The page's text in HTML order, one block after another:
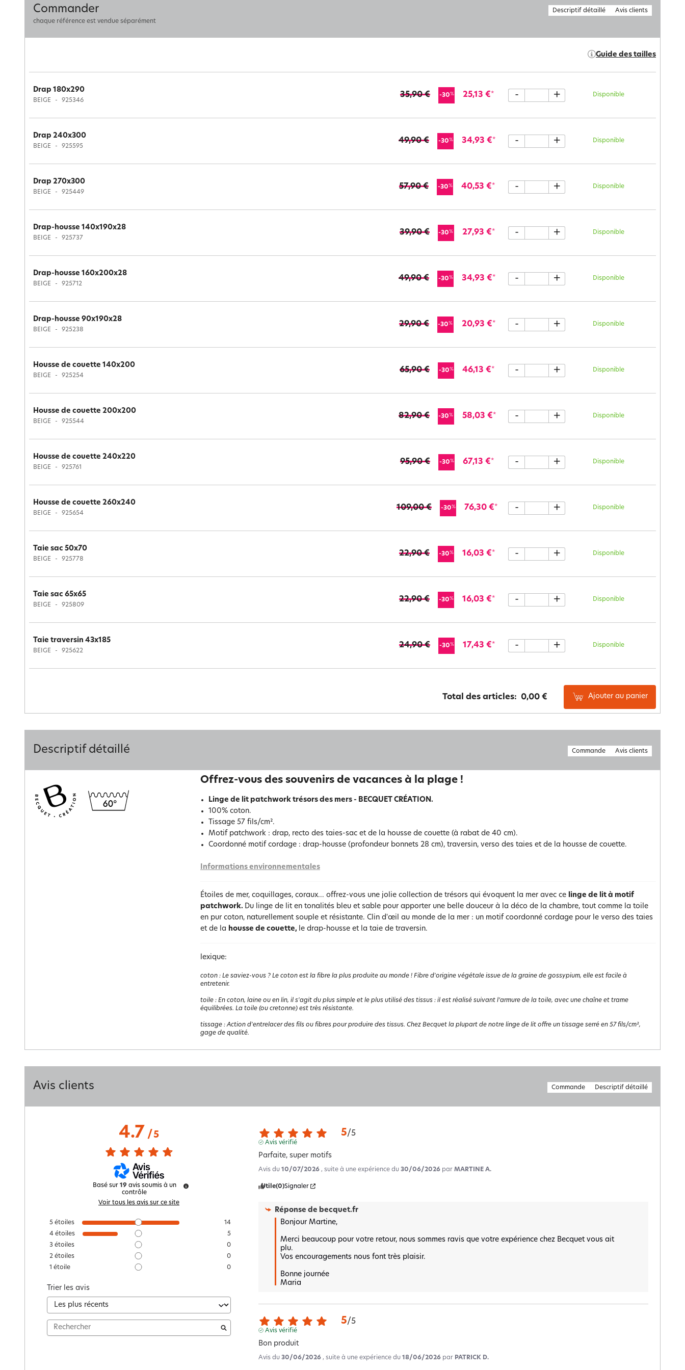
Commander
chaque référence est vendue séparément
Descriptif détaillé Avis clients
Guide des tailles
Drap 180x290
BEIGE 925346
35,90 € -30% 25,13 €* Disponible
- +
Drap 240x300
BEIGE 925595
49,90 € -30% 34,93 €* Disponible
- +
Drap 270x300
BEIGE 925449
57,90 € -30% 40,53 €* Disponible
- +
Drap-housse 140x190x28
BEIGE 925737
39,90 € -30% 27,93 €* Disponible
- +
Drap-housse 160x200x28
BEIGE 925712
49,90 € -30% 34,93 €* Disponible
- +
Drap-housse 90x190x28
BEIGE 925238
29,90 € -30% 20,93 €* Disponible
- +
Housse de couette 140x200
BEIGE 925254
65,90 € -30% 46,13 €* Disponible
- +
Housse de couette 200x200
BEIGE 925544
82,90 € -30% 58,03 €* Disponible
- +
Housse de couette 240x220
BEIGE 925761
95,90 € -30% 67,13 €* Disponible
- +
Housse de couette 260x240
BEIGE 925654
109,00 € -30% 76,30 €* Disponible
- +
Taie sac 50x70
BEIGE 925778
22,90 € -30% 16,03 €* Disponible
- +
Taie sac 65x65
BEIGE 925809
22,90 € -30% 16,03 €* Disponible
- +
Taie traversin 43x185
BEIGE 925622
24,90 € -30% 17,43 €* Disponible
- +
Total des articles: 0,00 € Ajouter au panier
Descriptif détaillé Commande Avis clients
Offrez-vous des souvenirs de vacances à la plage !
Linge de lit patchwork trésors des mers - BECQUET CRÉATION.
100% coton.
Tissage 57 fils/cm².
Motif patchwork : drap, recto des taies-sac et de la housse de couette (à rabat de 40 cm).
Coordonné motif cordage : drap-housse (profondeur bonnets 28 cm), traversin, verso des taies et de la housse de couette.
Informations environnementales
Étoiles de mer, coquillages, coraux... offrez-vous une jolie collection de trésors qui évoquent la mer avec ce linge de lit à motif
patchwork. Du linge de lit en tonalités bleu et sable pour apporter une belle douceur à la déco de la chambre, tout comme la toile
en pur coton, naturellement souple et résistante. Clin d'œil au monde de la mer : un motif coordonné cordage pour le verso des taies
et de la housse de couette, le drap-housse et la taie de traversin.
lexique:
coton : Le saviez-vous ? Le coton est la fibre la plus produite au monde ! Fibre d'origine végétale issue de la graine de gossypium, elle est facile à
entretenir.
toile : En coton, laine ou en lin, il s'agit du plus simple et le plus utilisé des tissus : il est réalisé suivant l’armure de la toile, avec une chaîne et trame
équilibrées. La toile (ou cretonne) est très résistante.
tissage :Action d'entrelacer des fils ou fibres pour produire des tissus. Chez Becquet la plupart de notre linge de lit offre un tissage serré en 57 fils/cm²,
gage de qualité.
Avis clients Commande Descriptif détaillé
4.7/ 5
Basé sur 19 avis soumis à un
contrôle
Voir tous les avis sur ce site
5 étoiles
14
4 étoiles
5
3 étoiles
0
2 étoiles
0
1 étoile 0
Trier les avis
5/5
Avis vérifié
Parfaite, super motifs
Avis du10/07/2026 , suite à une expérience du30/06/2026 parMARTINE A.
Utile(0)Signaler
Réponse de becquet.fr
Bonjour Martine,
Merci beaucoup pour votre retour, nous sommes ravis que votre expérience chez Becquet vous ait
plu.
Vos encouragements nous font très plaisir.
Bonne journée
Maria
5/5
Avis vérifié
Bon produit
Avis du30/06/2026 , suite à une expérience du18/06/2026 par PATRICK D.